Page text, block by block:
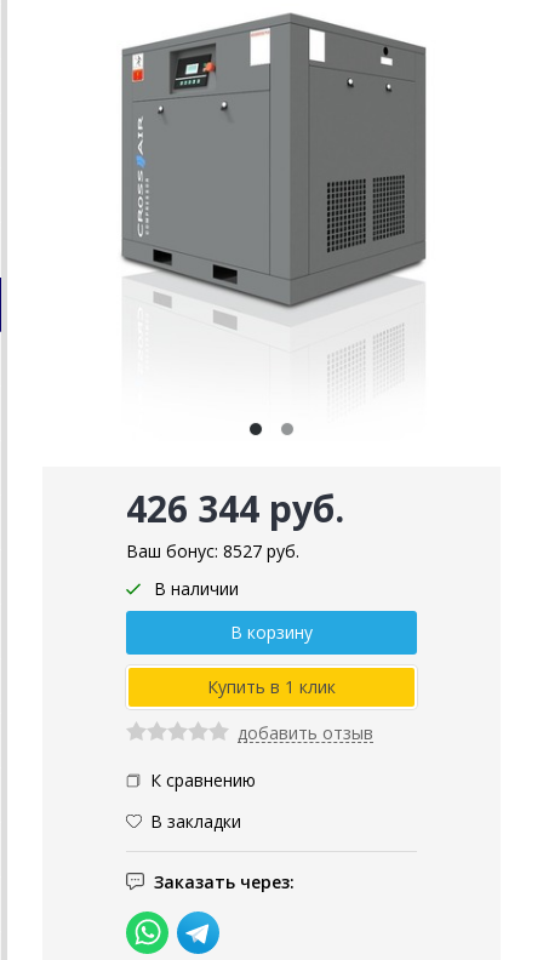
426 344 руб.
Ваш бонус: 8527 руб.
В наличии
добавить отзыв
К сравнению
В закладки
Заказать через: